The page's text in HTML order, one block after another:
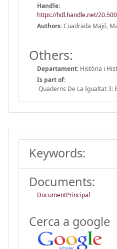
Handle:
https://hdl.handle.net/
Authors:Cuadrada Majó,
Others:
Departament: Història i
Is part of:
Quaderns De La Igualtat 3:
Keywords:
Documents:
DocumentPrincipal
Cerca a google